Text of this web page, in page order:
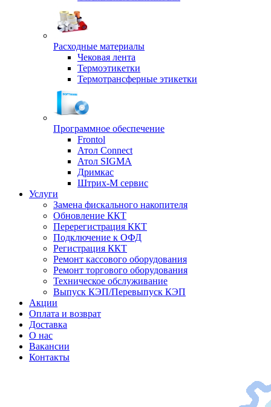
Расходные материалы
Чековая лента
Термоэтикетки
Термотрансферные этикетки
Программное обеспечение
Frontol
Атол Connect
Атол SIGMA
Дримкас
Штрих-М сервис
Услуги
Замена фискального накопителя
Обновление ККТ
Перерегистрация ККТ
Подключение к ОФД
Регистрация ККТ
Ремонт кассового оборудования
Ремонт торгового оборудования
Техническое обслуживание
Выпуск КЭП/Перевыпуск КЭП
Акции
Оплата и возврат
Доставка
О нас
Вакансии
Контакты